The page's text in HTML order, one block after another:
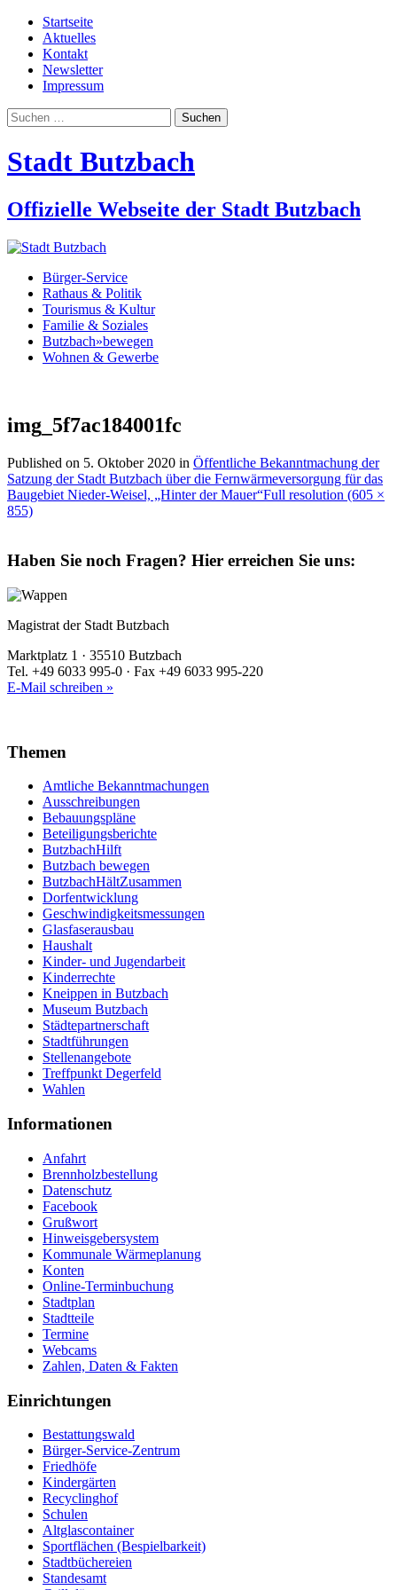
Startseite
Aktuelles
Kontakt
Newsletter
Impressum
Suchen
nach:
Stadt Butzbach
Offizielle Webseite der Stadt Butzbach
Bürger-Service
Rathaus & Politik
Tourismus & Kultur
Familie & Soziales
Butzbach»bewegen
Wohnen & Gewerbe
img_5f7ac184001fc
Published on 5. Oktober 2020 in Öffentliche Bekanntmachung der
Satzung der Stadt Butzbach über die Fernwärmeversorgung für das
Baugebiet Nieder-Weisel, „Hinter der Mauer“Full resolution (605 ×
855)
Haben Sie noch Fragen? Hier erreichen Sie uns:
Magistrat der Stadt Butzbach
Marktplatz 1 · 35510 Butzbach
Tel. +49 6033 995-0 · Fax +49 6033 995-220
E-Mail schreiben »
Themen
Amtliche Bekanntmachungen
Ausschreibungen
Bebauungspläne
Beteiligungsberichte
ButzbachHilft
Butzbach bewegen
ButzbachHältZusammen
Dorfentwicklung
Geschwindigkeitsmessungen
Glasfaserausbau
Haushalt
Kinder- und Jugendarbeit
Kinderrechte
Kneippen in Butzbach
Museum Butzbach
Städtepartnerschaft
Stadtführungen
Stellenangebote
Treffpunkt Degerfeld
Wahlen
Informationen
Anfahrt
Brennholzbestellung
Datenschutz
Facebook
Grußwort
Hinweisgebersystem
Kommunale Wärmeplanung
Konten
Online-Terminbuchung
Stadtplan
Stadtteile
Termine
Webcams
Zahlen, Daten & Fakten
Einrichtungen
Bestattungswald
Bürger-Service-Zentrum
Friedhöfe
Kindergärten
Recyclinghof
Schulen
Altglascontainer
Sportflächen (Bespielbarkeit)
Stadtbüchereien
Standesamt